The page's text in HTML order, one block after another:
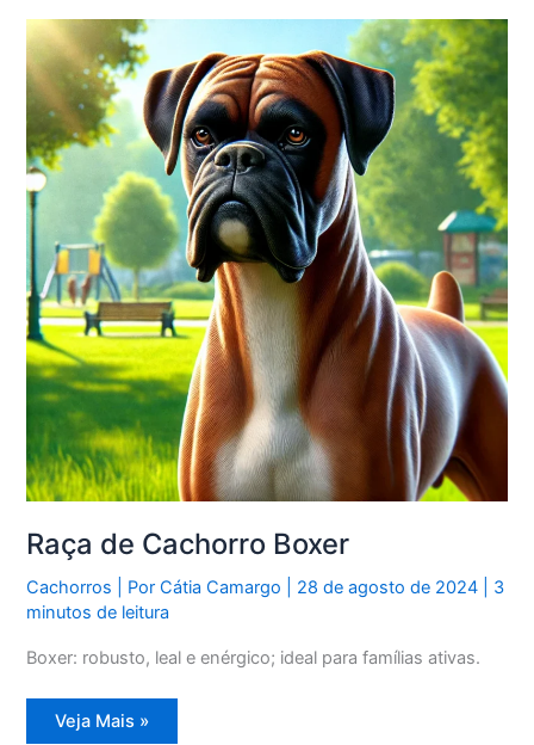
Raça de Cachorro Boxer
Cachorros | PorCátia Camargo 28 de agosto de 2024
3
minutos de leitura
Boxer: robusto, leal e enérgico; ideal para famílias ativas.
Raça
de
Veja Mais »